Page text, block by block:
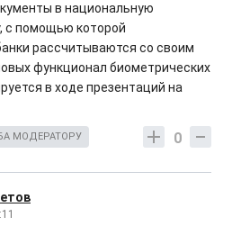
в национальную
с помощью которой
рассчитываются со своим
функционал биометрических
в ходе презентаций на
0
МОДЕРАТОРУ